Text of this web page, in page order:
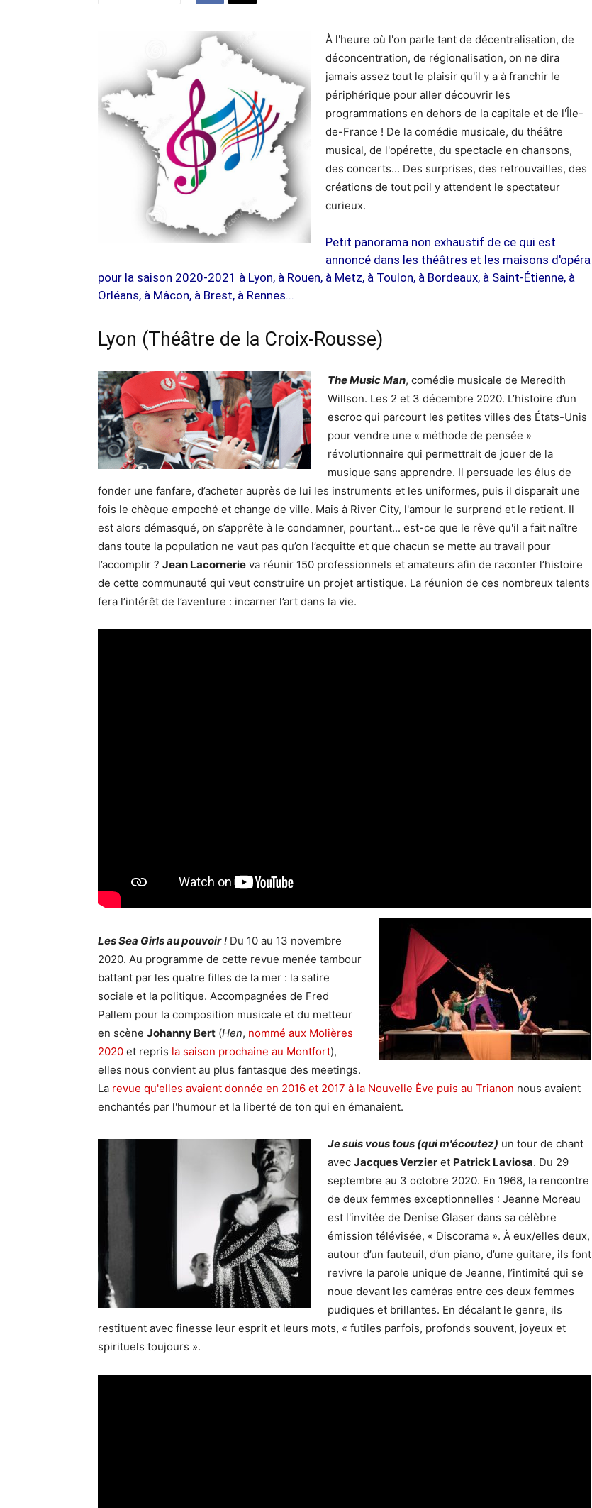
À l'heure où l'on parle tant de décentralisation, de
déconcentration, de régionalisation, on ne dira
jamais assez tout le plaisir qu'il y a à franchir le
périphérique pour aller découvrir les
programmations en dehors de la capitale et de l'Île-
de-France ! De la comédie musicale, du théâtre
musical, de l'opérette, du spectacle en chansons,
des concerts... Des surprises, des retrouvailles, des
créations de tout poil y attendent le spectateur
curieux.
Petit panorama non exhaustif de ce qui est
annoncé dans les théâtres et les maisons d'opéra
pour la saison 2020-2021 à Lyon, à Rouen, à Metz, à Toulon, à Bordeaux, à Saint-Étienne, à
Orléans, à Mâcon, à Brest, à Rennes...
Lyon (Théâtre de la Croix-Rousse)
The Music Man, comédie musicale de Meredith
Willson. Les 2 et 3 décembre 2020. L’histoire d’un
escroc qui parcourt les petites villes des États-Unis
pour vendre une « méthode de pensée »
révolutionnaire qui permettrait de jouer de la
musique sans apprendre. Il persuade les élus de
fonder une fanfare, d’acheter auprès de lui les instruments et les uniformes, puis il disparaît une
fois le chèque empoché et change de ville. Mais à River City, l'amour le surprend et le retient. Il
est alors démasqué, on s’apprête à le condamner, pourtant... est-ce que le rêve qu'il a fait naître
dans toute la population ne vaut pas qu’on l’acquitte et que chacun se mette au travail pour
l’accomplir ? Jean Lacornerie va réunir 150 professionnels et amateurs afin de raconter l’histoire
de cette communauté qui veut construire un projet artistique. La réunion de ces nombreux talents
fera l’intérêt de l’aventure : incarner l’art dans la vie.
Les Sea Girls au pouvoir! Du 10 au 13 novembre
2020. Au programme de cette revue menée tambour
battant par les quatre filles de la mer : la satire
sociale et la politique. Accompagnées de Fred
Pallem pour la composition musicale et du metteur
en scène Johanny Bert (Hen, nommé aux Molières
2020 et repris la saison prochaine au Montfort),
elles nous convient au plus fantasque des meetings.
La revue qu'elles avaient donnée en 2016 et 2017 à la Nouvelle Ève puis au Trianon nous avaient
enchantés par l'humour et la liberté de ton qui en émanaient.
Je suis vous tous (qui m'écoutez) un tour de chant
avec Jacques Verzier et Patrick Laviosa. Du 29
septembre au 3 octobre 2020. En 1968, la rencontre
de deux femmes exceptionnelles : Jeanne Moreau
est l'invitée de Denise Glaser dans sa célèbre
émission télévisée, « Discorama ». À eux/elles deux,
autour d’un fauteuil, d’un piano, d’une guitare, ils font
revivre la parole unique de Jeanne, l’intimité qui se
noue devant les caméras entre ces deux femmes
pudiques et brillantes. En décalant le genre, ils
restituent avec finesse leur esprit et leurs mots, « futiles parfois, profonds souvent, joyeux et
spirituels toujours ».